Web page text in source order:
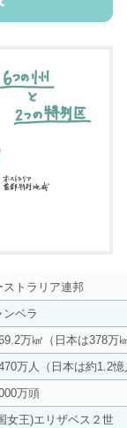
ストラリア連邦
ンベラ
万㎢（日本は378万
万人（日本は約1.2憶
万頭
女王)エリザベス２世